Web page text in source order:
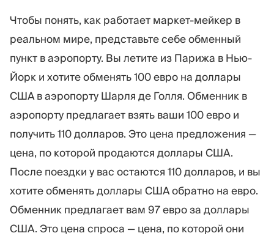
Чтобы понять, как работает маркет-мейкер в
реальном мире, представьте себе обменный
пункт в аэропорту. Вы летите из Парижа в Нью-
Йорк и хотите обменять 100 евро на доллары
США в аэропорту Шарля де Голля. Обменник в
аэропорту предлагает взять ваши 100 евро и
получить 110 долларов. Это цена предложения —
цена, по которой продаются доллары США.
После поездки у вас остаются 110 долларов, и вы
хотите обменять доллары США обратно на евро.
Обменник предлагает вам 97 евро за доллары
США. Это цена спроса — цена, по которой они